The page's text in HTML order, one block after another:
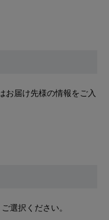
お届け先様の情報をご入
選択ください。